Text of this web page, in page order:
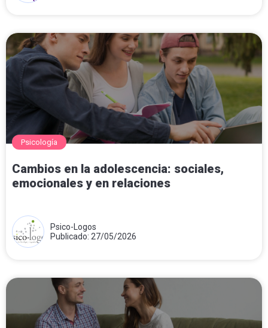
Psicología
Cambios en la adolescencia: sociales,
emocionales y en relaciones
Psico-Logos
Publicado: 27/05/2026